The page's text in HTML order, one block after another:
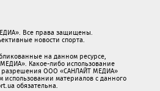
Все права защищены.
новости спорта.
на данном ресурсе,
Какое-либо использование
разрешения ООО «САНЛАЙТ МЕДИА»
материалов с данного
обязательна.